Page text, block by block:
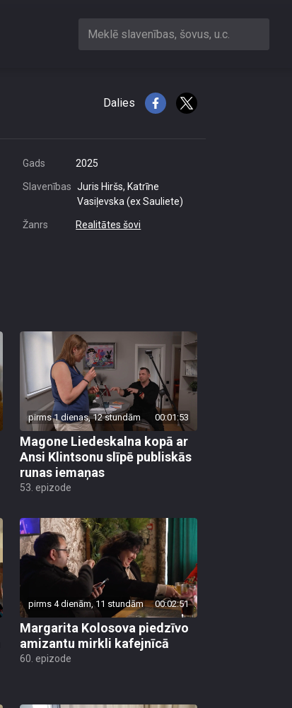
Meklē slavenības, šovus, u.c.
Dalies
Gads 2025
Slavenības Juris Hiršs, Katrīne
Vasiļevska (ex Sauliete)
Žanrs Realitātes šovi
pirms 1 dienas, 12 stundām 00:01:53
Magone Liedeskalna kopā ar
Ansi Klintsonu slīpē publiskās
runas iemaņas
53. epizode
pirms 4 dienām, 11 stundām 00:02:51
Margarita Kolosova piedzīvo
amizantu mirkli kafejnīcā
60. epizode